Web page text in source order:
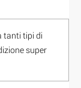
tanti tipi di
super